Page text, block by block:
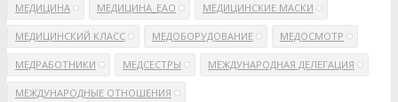
МЕДИЦИНА МЕДИЦИНА_ЕАО МЕДИЦИНСКИЕ МАСКИ
МЕДИЦИНСКИЙ КЛАСС МЕДОБОРУДОВАНИЕ МЕДОСМОТР
МЕДРАБОТНИКИ МЕДСЕСТРЫ МЕЖДУНАРОДНАЯ ДЕЛЕГАЦИЯ
МЕЖДУНАРОДНЫЕ ОТНОШЕНИЯ